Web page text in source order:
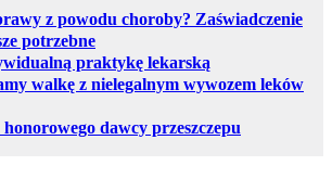
z powodu choroby? Zaświadczenie
potrzebne
praktykę lekarską
walkę z nielegalnym wywozem leków
dawcy przeszczepu